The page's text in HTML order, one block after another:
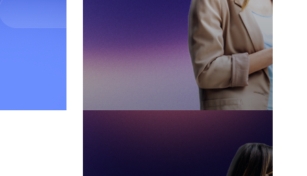
Управление бюджетами
Управление проектами
Единое пространство для работы
Контроль задач
Управление продажами
Бесшовный рабочий процесс
Менеджмент персонала
Управление складским учетом
Управление документами
Прозрачность финансов